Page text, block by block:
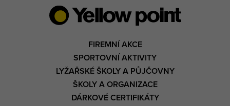
FIREMNÍ AKCE
SPORTOVNÍ AKTIVITY
LYŽAŘSKÉ ŠKOLY A PŮJČOVNY
ŠKOLY A ORGANIZACE
DÁRKOVÉ CERTIFIKÁTY